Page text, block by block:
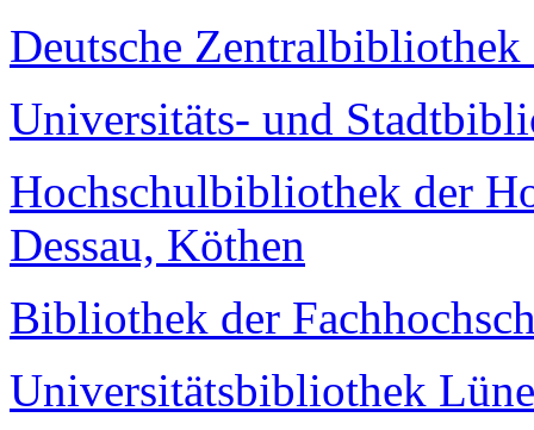
Deutsche
Universitäts- und
Hochschulbibliothek der
Dessau, Köthen
Bibliothek der
Universitätsbibliothek